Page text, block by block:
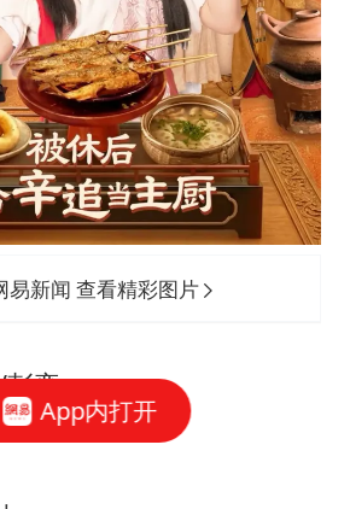
易新闻 查看精彩图片
奕
App内打开